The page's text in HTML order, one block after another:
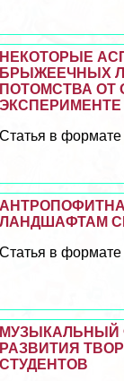
НЕКОТОРЫЕ
БРЫЖЕЕЧНЫХ
ПОТОМСТВА ОТ
ЭКСПЕРИМЕНТЕ
Статья в формате
ЛАНДШАФТАМ
Статья в формате
МУЗЫКАЛЬНЫЙ
РАЗВИТИЯ
СТУДЕНТОВ